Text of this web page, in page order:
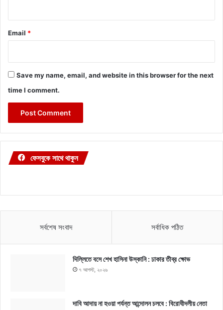
Email *
Save my name, email, and website in this browser for the next
time I comment.
ফেসবুকে সাথে থাকুন
সর্বশেষ সংবাদ সর্বাধিক পঠিত
দিল্লিতে বসে শেখ হাসিনা উস্কানি : ঢাকার তীব্র ক্ষোভ
৭ আগস্ট, ২০২৬
দাবি আদায় না হওয়া পর্যন্ত আন্দোলন চলবে : বিরোধীদলীয় নেতা